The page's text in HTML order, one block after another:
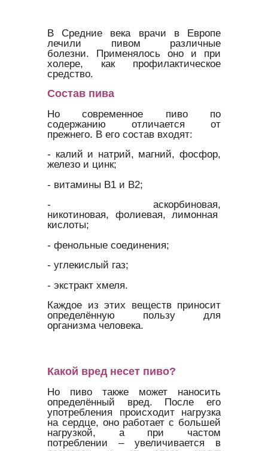
В Средние века врачи в Европе
лечили пивом различные
болезни. Применялось оно и при
холере, как профилактическое
средство.
Состав пива
Но современное пиво по
содержанию отличается от
прежнего. В его состав входят:
- калий и натрий, магний, фосфор,
железо и цинк;
- витамины В1 и В2;
- аскорбиновая,
никотиновая, фолиевая, лимонная
кислоты;
- фенольные соединения;
- углекислый газ;
- экстракт хмеля.
Каждое из этих веществ приносит
определённую пользу для
организма человека.
Какой вред несет пиво?
Но пиво также может наносить
определённый вред. После его
употребления происходит нагрузка
на сердце, оно работает с большей
нагрузкой, а при частом
потреблении – увеличивается в